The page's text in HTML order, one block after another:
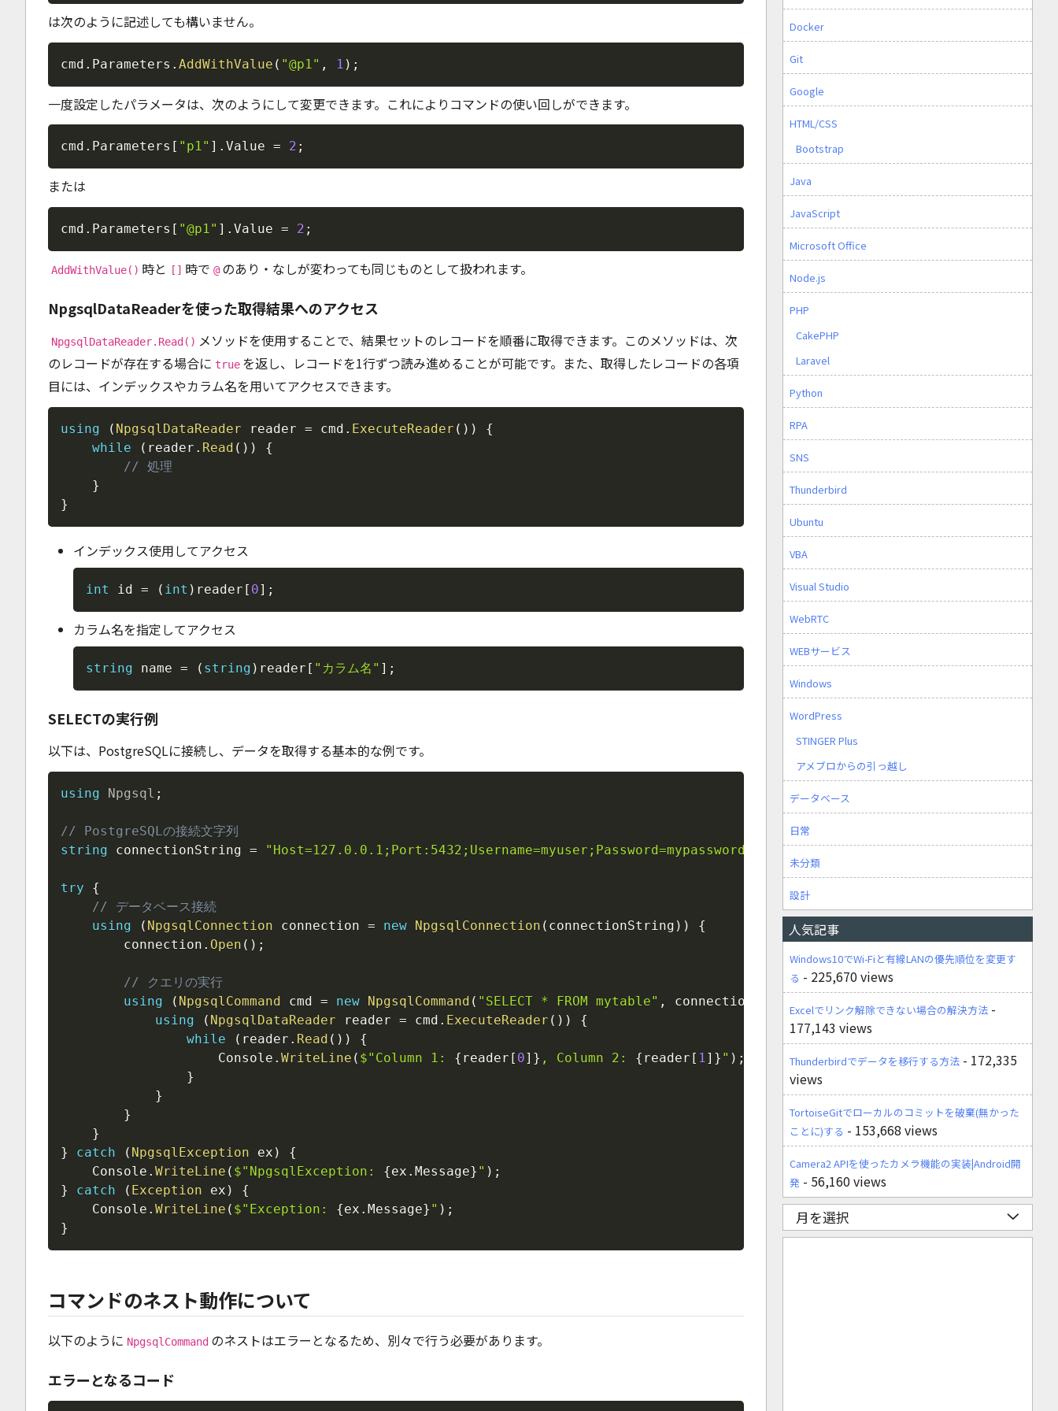
は次のように記述しても構いません。
cmd . Parameters . AddWithValue ( "@p1" , 1 ) ;
一度設定したパラメータは、次のようにして変更できます。これによりコマンドの使い回しができます。
cmd . Parameters [ "p1" ] . Value = 2 ;
または
cmd . Parameters [ "@p1" ] . Value = 2 ;
AddWithValue() 時と [] 時で @ のあり・なしが変わっても同じものとして扱われます。
NpgsqlDataReaderを使った取得結果へのアクセス
NpgsqlDataReader.Read() メソッドを使用することで、結果セットのレコードを順番に取得できます。このメソッドは、次
のレコードが存在する場合に true を返し、レコードを1行ずつ読み進めることが可能です。また、取得したレコードの各項
目には、インデックスやカラム名を用いてアクセスできます。
using ( NpgsqlDataReader reader = cmd . ExecuteReader ( ) )
{
while
( reader . Read ( ) )
{
// 処理
}
}
インデックス使用してアクセス
int id = ( int ) reader [ 0] ;
カラム名を指定してアクセス
string name = ( string ) reader [ "カラム名" ] ;
SELECTの実行例
以下は、PostgreSQLに接続し、データを取得する基本的な例です。
using Npgsql ;
// PostgreSQLの接続文字列
string connectionString = "Host=127.0.0.1;Port:5432;Username=myuser;Password=mypassword;Database=mydatabase";
try
{
// データベース接続
using
( NpgsqlConnection connection = new NpgsqlConnection ( connectionString ) )
{
        connection
. Open ( ) ;
// クエリの実行
using
( NpgsqlCommand cmd = new NpgsqlCommand ( "SELECT * FROM mytable" , connection
using
( NpgsqlDataReader reader = cmd . ExecuteReader ( ) )
{
while
( reader . Read ( ) )
{
                    Console
. WriteLine ( $"Column 1: { reader [ 0] } , Column 2: { reader [ 1 ] } " ) ;
}
}
}
}
}
catch ( NpgsqlException ex )
{
    Console
. WriteLine ( $"NpgsqlException: {ex . Message} " ) ;
}
catch ( Exception ex )
{
    Console
. WriteLine ( $"Exception: {ex . Message} " ) ;
}
コマンドのネスト動作について
以下のように NpgsqlCommand のネストはエラーとなるため、別々で行う必要があります。
エラーとなるコード
Docker
Git
Google
HTML/CSS
Bootstrap
Java
JavaScript
Microsoft Office
Node.js
PHP
CakePHP
Laravel
Python
RPA
SNS
Thunderbird
Ubuntu
VBA
Visual Studio
WebRTC
WEBサービス
Windows
WordPress
STINGER Plus
アメブロからの引っ越し
データベース
日常
未分類
設計
人気記事
Windows10でWi-Fiと有線LANの優先順位を変更す
る - 225,670 views
Excelでリンク解除できない場合の解決方法 -
177,143 views
Thunderbirdでデータを移行する方法 - 172,335
views
TortoiseGitでローカルのコミットを破棄(無かった
ことに)する - 153,668 views
Camera2 APIを使ったカメラ機能の実装|Android開
発 - 56,160 views
月を選択